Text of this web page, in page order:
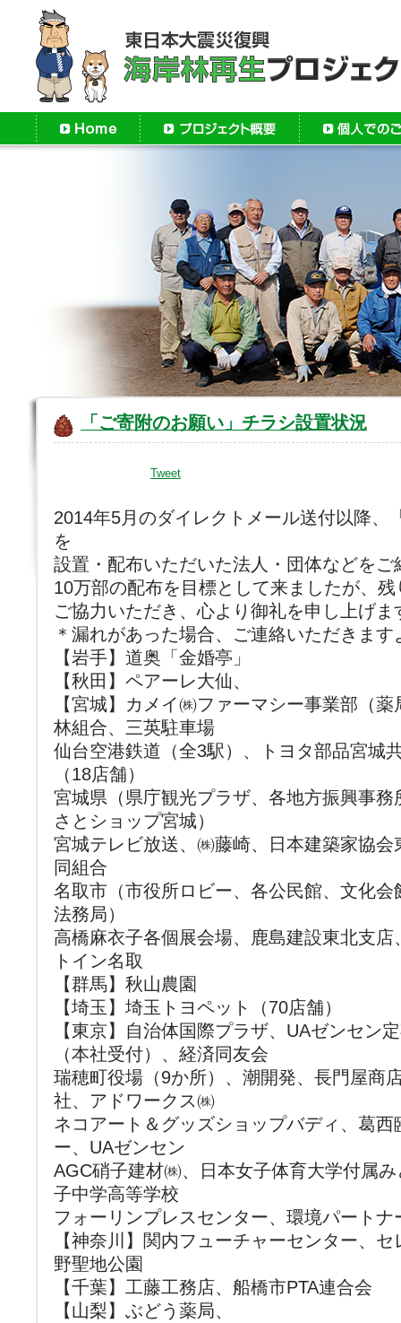
「ご寄附のお願い」チラシ設置状況
Tweet
2014年5月のダイレクトメール送付以降、
を
設置・配布いただいた法人・団体などをご
10万部の配布を目標として来ましたが、
ご協力いただき、心より御礼を申し上げま
＊漏れがあった場合、ご連絡いただきま
【岩手】道奥「金婚亭」
【秋田】ペアーレ大仙、
【宮城】カメイ㈱ファーマシー事業部（
林組合、三英駐車場
仙台空港鉄道（全3駅）、トヨタ部品宮城
（18店舗）
宮城県（県庁観光プラザ、各地方振興事
さとショップ宮城）
宮城テレビ放送、㈱藤崎、日本建築家協
同組合
名取市（市役所ロビー、各公民館、文化
法務局）
高橋麻衣子各個展会場、鹿島建設東北支
トイン名取
【群馬】秋山農園
【埼玉】埼玉トヨペット（70店舗）
【東京】自治体国際プラザ、UAゼンセン
（本社受付）、経済同友会
瑞穂町役場（9か所）、潮開発、長門屋商
社、アドワークス㈱
ネコアート＆グッズショップバディ、葛
ー、UAゼンセン
AGC硝子建材㈱、日本女子体育大学付属
子中学高等学校
フォーリンプレスセンター、環境パートナ
【神奈川】関内フューチャーセンター、
野聖地公園
【千葉】工藤工務店、船橋市PTA連合会
【山梨】ぶどう薬局、